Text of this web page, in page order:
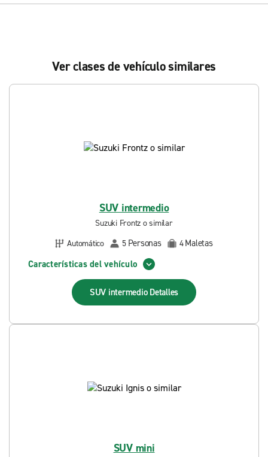
Ver clases de vehículo similares
SUV intermedio
Suzuki Frontz o similar
Automático
5 Personas 4Maletas
Características del vehículo
SUV intermedio Detalles
SUV mini